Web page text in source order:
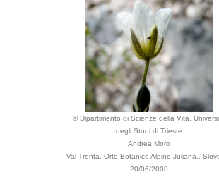
© Dipartimento di Scienze della Vita,
degli Studi di Trieste
Andrea Moro
Val Trenta, Orto Botanico Alpino Juliana.,
20/06/2008